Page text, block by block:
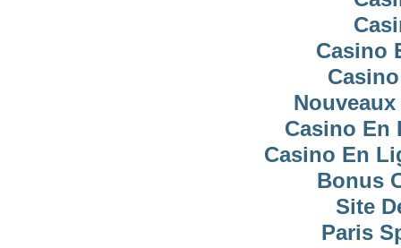
Casino
Casino En
Casino En
Bonus
Site
Paris